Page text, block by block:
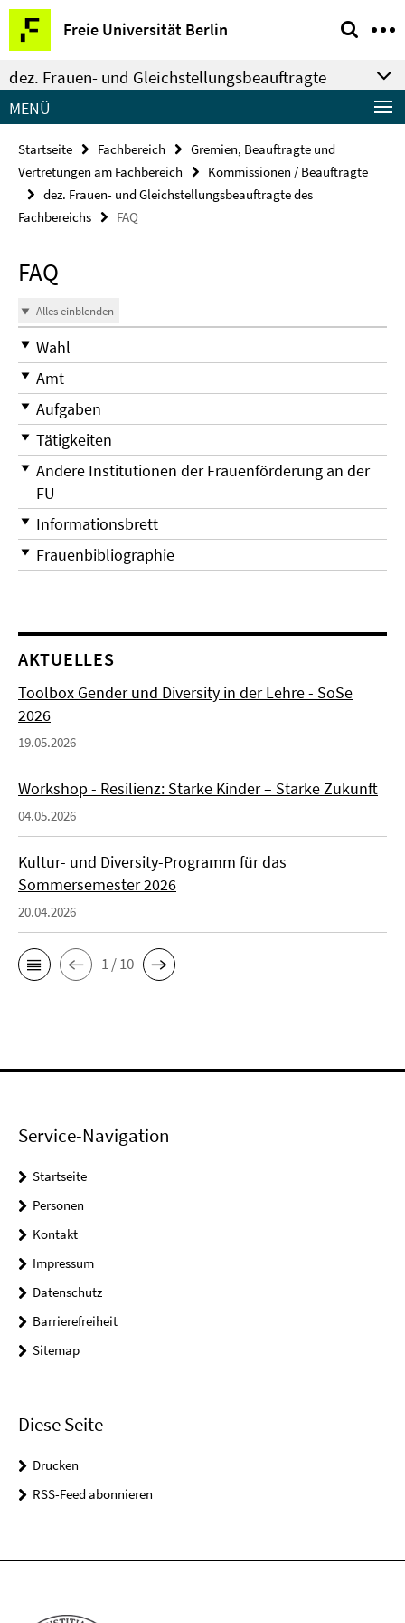
Springe
direkt
zu
Inhalt
Freie Universität Berlin
Service-
Navigation
dez. Frauen- und Gleichstellungsbeauftragte
MENÜ
Startseite Fachbereich
Gremien, Beauftragte und
Vertretungen am Fachbereich
Kommissionen / Beauftragte
dez. Frauen- und Gleichstellungsbeauftragte des
Fachbereichs
FAQ
FAQ
Alles einblenden
Wahl
Amt
Aufgaben
Tätigkeiten
Andere Institutionen der Frauenförderung an der
FU
Informationsbrett
Frauenbibliographie
AKTUELLES
Toolbox Gender und Diversity in der Lehre - SoSe
2026
19.05.2026
Workshop - Resilienz: Starke Kinder – Starke Zukunft
04.05.2026
Kultur- und Diversity-Programm für das
Sommersemester 2026
20.04.2026
1 / 10
Service-Navigation
Startseite
Personen
Kontakt
Impressum
Datenschutz
Barrierefreiheit
Sitemap
Diese Seite
Drucken
RSS-Feed abonnieren